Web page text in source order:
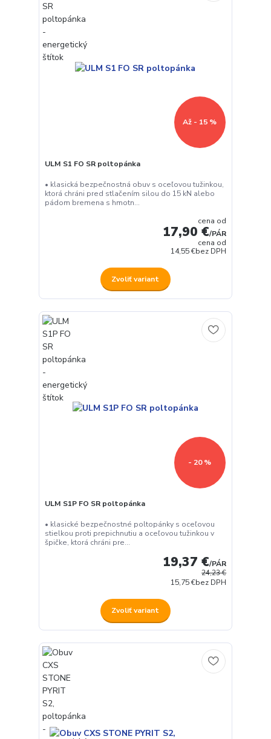
Až - 15 %
ULM S1 FO SR poltopánka
• klasická bezpečnostná obuv s oceľovou tužinkou,
ktorá chráni pred stlačením silou do 15 kN alebo
pádom bremena s hmotn...
cena od
17,90 €/PÁR
cena od
14,55 €bez DPH
Zvoliť variant
- 20 %
ULM S1P FO SR poltopánka
• klasické bezpečnostné poltopánky s oceľovou
stielkou proti prepichnutiu a oceľovou tužinkou v
špičke, ktorá chráni pre...
24,23 €
19,37 €/PÁR
15,75 €bez DPH
Zvoliť variant